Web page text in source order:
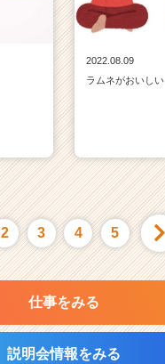
2022.08.09
ラムネがおいしい
2 3 4 5
仕事をみる
説明会情報をみる